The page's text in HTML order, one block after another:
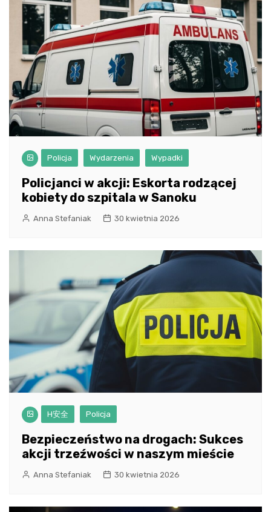
Policja Wydarzenia Wypadki
Policjanci w akcji: Eskorta rodzącej
kobiety do szpitala w Sanoku
Anna Stefaniak 30 kwietnia 2026
H安全 Policja
Bezpieczeństwo na drogach: Sukces
akcji trzeźwości w naszym mieście
Anna Stefaniak 30 kwietnia 2026